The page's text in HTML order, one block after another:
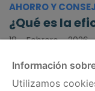
AHORRO Y
¿Qué es la
18 - Febrero - 2026
Información
Utilizamos